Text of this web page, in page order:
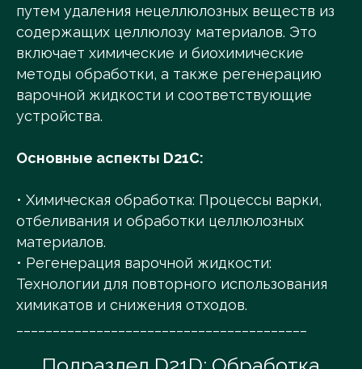
путем удаления нецеллюлозных веществ из
содержащих целлюлозу материалов. Это
включает химические и биохимические
методы обработки, а также регенерацию
варочной жидкости и соответствующие
устройства.
Основные аспекты D21C:
• Химическая обработка: Процессы варки,
отбеливания и обработки целлюлозных
материалов.
• Регенерация варочной жидкости:
Технологии для повторного использования
химикатов и снижения отходов.